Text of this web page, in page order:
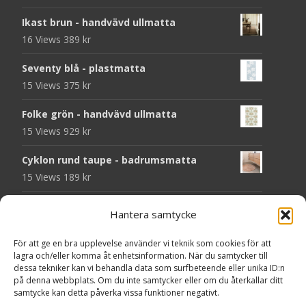
Hantera samtycke
För att ge en bra upplevelse använder vi teknik som cookies för att
lagra och/eller komma åt enhetsinformation. När du samtycker till
dessa tekniker kan vi behandla data som surfbeteende eller unika ID:n
på denna webbplats. Om du inte samtycker eller om du återkallar ditt
samtycke kan detta påverka vissa funktioner negativt.
Ikast brun - handvävd ullmatta
16 Views 389 kr
Seventy blå - plastmatta
15 Views 375 kr
Folke grön - handvävd ullmatta
15 Views 929 kr
Cyklon rund taupe - badrumsmatta
15 Views 189 kr
Seventy grå - plastmatta
14 Views375kr
Välkommen - dörrmatta i kokos